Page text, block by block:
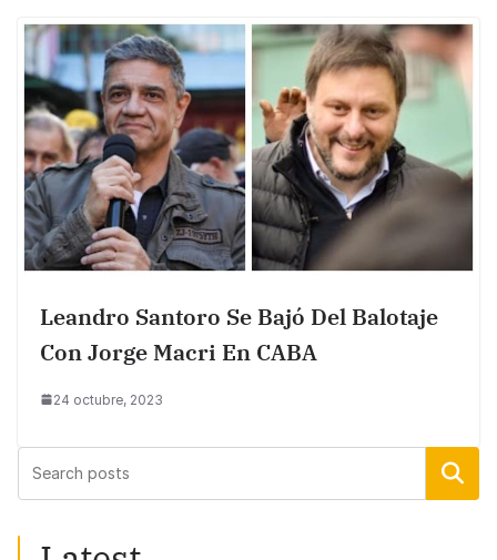
Leandro Santoro Se Bajó Del Balotaje
Con Jorge Macri En CABA
24 octubre, 2023
Buscar